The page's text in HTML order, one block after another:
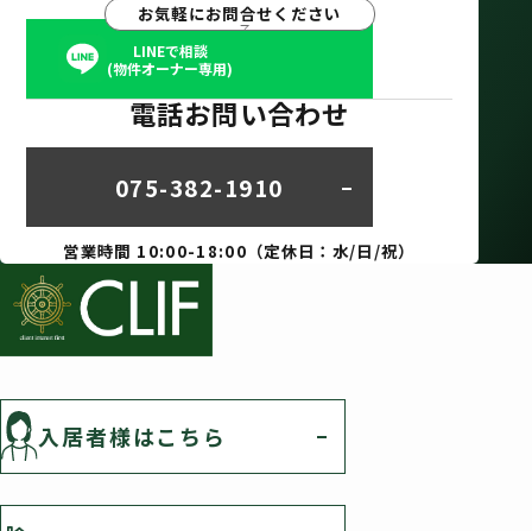
お気軽にお問合せください
LINEで相談
(物件オーナー専用)
電話お問い合わせ
075-382-1910
営業時間 10:00-18:00（定休日：水/日/祝）
入居者様はこちら